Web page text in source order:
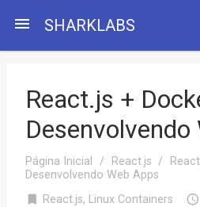
menu SHARKLABS
React.js +
Desenvolvendo
Página Inicial / React.js /
Desenvolvendo Web Apps
bookmark React.js, Linux Containers access_time